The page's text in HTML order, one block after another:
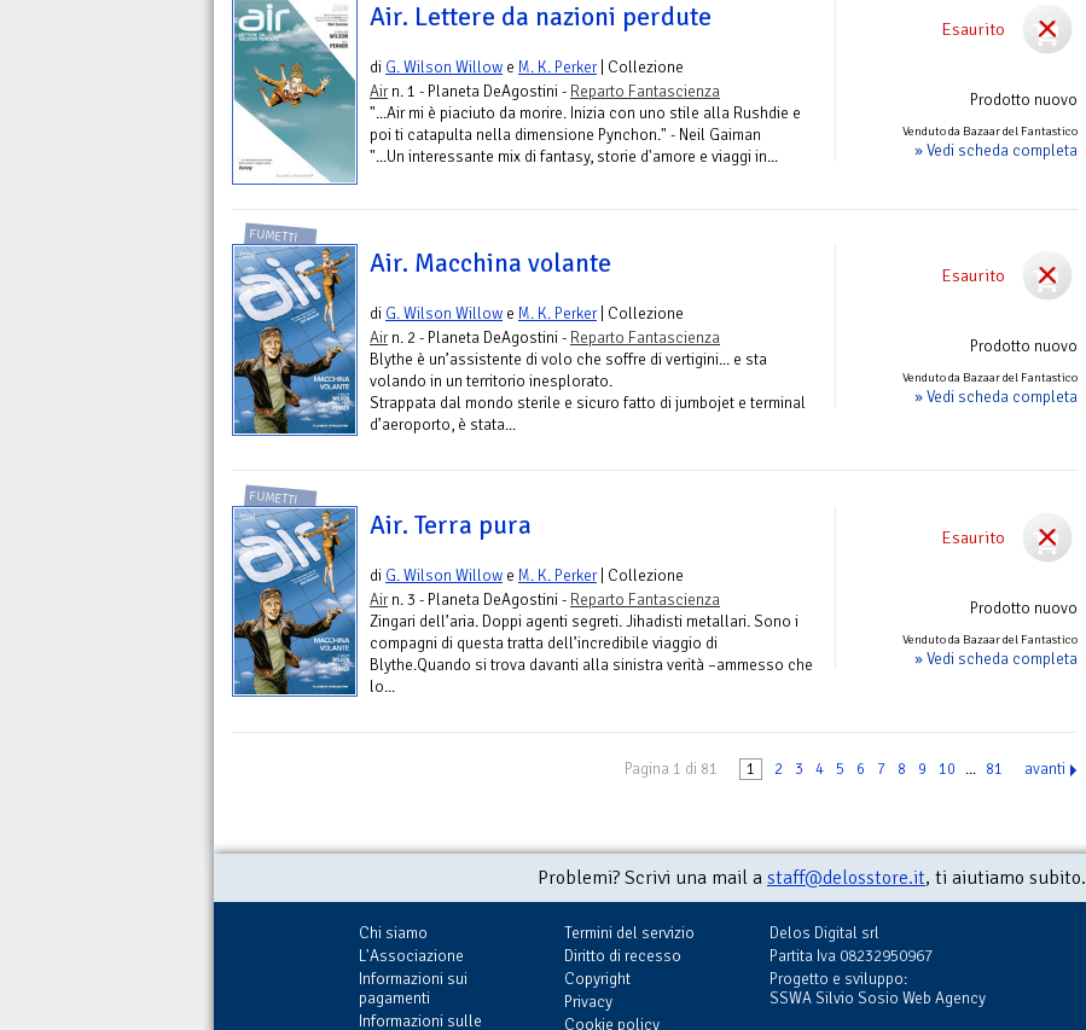
Esaurito
Prodotto nuovo
Venduto da Bazaar del Fantastico
» Vedi scheda completa
Air. Lettere da nazioni perdute
di G. Wilson Willow e M. K. Perker| Collezione
Airn. 1 - Planeta DeAgostini - Reparto Fantascienza
"...Air mi è piaciuto da morire. Inizia con uno stile alla Rushdie e
poi ti catapulta nella dimensione Pynchon." - Neil Gaiman
"...Un interessante mix di fantasy, storie d'amore e viaggi in...
Esaurito
Prodotto nuovo
Venduto da Bazaar del Fantastico
» Vedi scheda completa
FUMETTI
Air. Macchina volante
di G. Wilson Willow e M. K. Perker| Collezione
Airn. 2 - Planeta DeAgostini - Reparto Fantascienza
Blythe è un’assistente di volo che soffre di vertigini... e sta
volando in un territorio inesplorato.
Strappata dal mondo sterile e sicuro fatto di jumbojet e terminal
d’aeroporto, è stata...
Esaurito
Prodotto nuovo
Venduto da Bazaar del Fantastico
» Vedi scheda completa
FUMETTI
Air. Terra pura
di G. Wilson Willow e M. K. Perker| Collezione
Airn. 3 - Planeta DeAgostini - Reparto Fantascienza
Zingari dell’aria. Doppi agenti segreti. Jihadisti metallari. Sono i
compagni di questa tratta dell’incredibile viaggio di
Blythe.Quando si trova davanti alla sinistra verità –ammesso che
lo...
Pagina 1 di 81 1 2 3 4 5 6 7 8 9 10 ... 81 avanti
Problemi? Scrivi una mail a staff@delosstore.it, ti aiutiamo subito.
Chi siamo
L'Associazione
Informazioni sui
pagamenti
Informazioni sulle
Termini del servizio
Diritto di recesso
Copyright
Privacy
Cookie policy
Delos Digital srl
Partita Iva 08232950967
Progetto e sviluppo:
SSWA Silvio Sosio Web Agency